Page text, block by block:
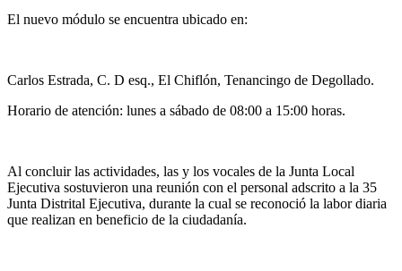
El nuevo módulo se encuentra ubicado en:
Carlos Estrada, C. D esq., El Chiflón, Tenancingo de Degollado.
Horario de atención: lunes a sábado de 08:00 a 15:00 horas.
Al concluir las actividades, las y los vocales de la Junta Local
Ejecutiva sostuvieron una reunión con el personal adscrito a la 35
Junta Distrital Ejecutiva, durante la cual se reconoció la labor diaria
que realizan en beneficio de la ciudadanía.